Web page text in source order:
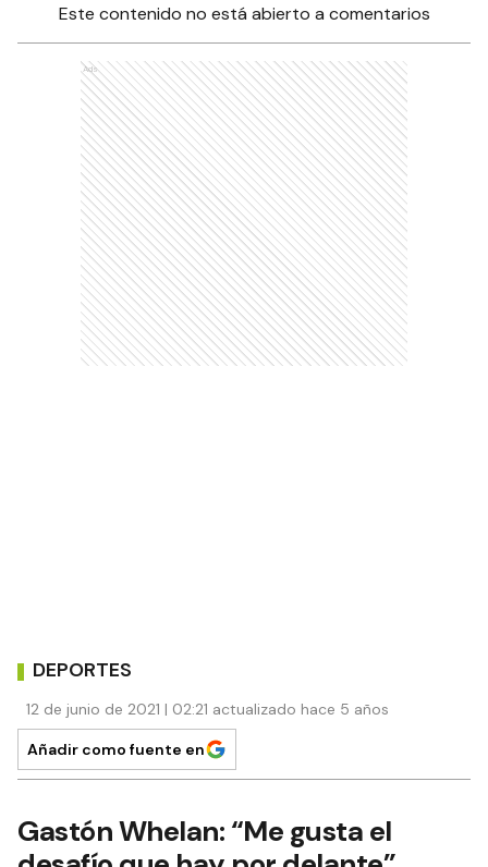
Este contenido no está abierto a comentarios
Ads
DEPORTES
12 de junio de 2021 | 02:21 actualizado hace 5 años
Añadir como fuente en
Gastón Whelan: “Me gusta el